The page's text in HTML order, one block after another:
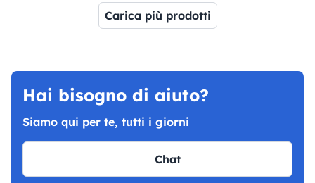
Carica più prodotti
Hai bisogno di aiuto?
Siamo qui per te, tutti i giorni
Chat